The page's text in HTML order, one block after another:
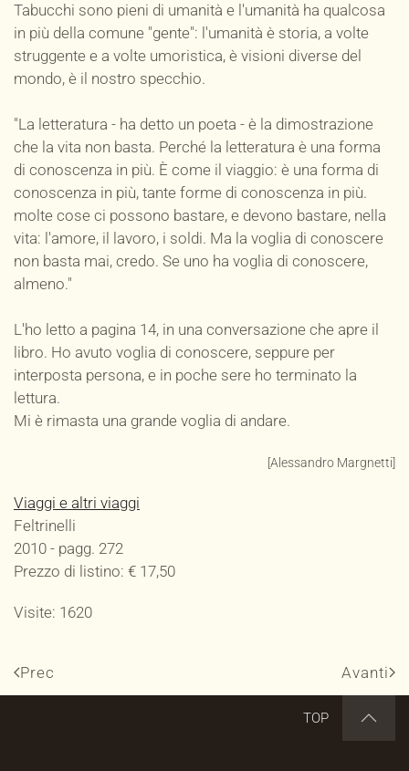
Tabucchi sono pieni di umanità e l'umanità ha qualcosa
in più della comune "gente": l'umanità è storia, a volte
struggente e a volte umoristica, è visioni diverse del
mondo, è il nostro specchio.
"La letteratura - ha detto un poeta - è la dimostrazione
che la vita non basta. Perché la letteratura è una forma
di conoscenza in più. È come il viaggio: è una forma di
conoscenza in più, tante forme di conoscenza in più.
molte cose ci possono bastare, e devono bastare, nella
vita: l'amore, il lavoro, i soldi. Ma la voglia di conoscere
non basta mai, credo. Se uno ha voglia di conoscere,
almeno."
L'ho letto a pagina 14, in una conversazione che apre il
libro. Ho avuto voglia di conoscere, seppure per
interposta persona, e in poche sere ho terminato la
lettura.
Mi è rimasta una grande voglia di andare.
[Alessandro Margnetti]
Viaggi e altri viaggi
Feltrinelli
2010 - pagg. 272
Prezzo di listino: € 17,50
Visite: 1620
Prec Avanti
TOP